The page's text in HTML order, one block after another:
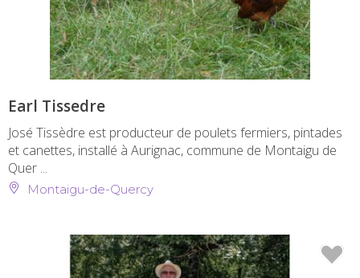
Earl Tissedre
José Tissèdre est producteur de poulets fermiers, pintades
et canettes, installé à Aurignac, commune de Montaigu de
Quer ...
Montaigu-de-Quercy